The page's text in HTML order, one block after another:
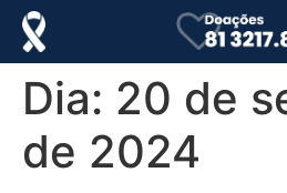
Dia: 20 de
de 2024